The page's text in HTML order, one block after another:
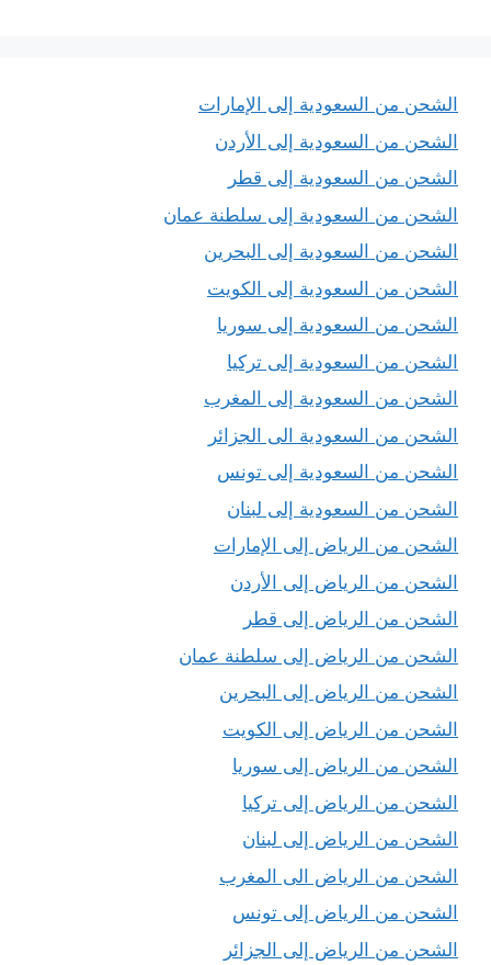
الشحن من السعودية إلى الإمارات
الشحن من السعودية إلى الأردن
الشحن من السعودية إلى قطر
الشحن من السعودية إلى سلطنة عمان
الشحن من السعودية إلى البحرين
الشحن من السعودية إلى الكويت
الشحن من السعودية إلى سوريا
الشحن من السعودية إلى تركيا
الشحن من السعودية إلى المغرب
الشحن من السعودية الى الجزائر
الشحن من السعودية إلى تونس
الشحن من السعودية إلى لبنان
الشحن من الرياض إلى الإمارات
الشحن من الرياض إلى الأردن
الشحن من الرياض إلى قطر
الشحن من الرياض إلى سلطنة عمان
الشحن من الرياض إلى البحرين
الشحن من الرياض إلى الكويت
الشحن من الرياض إلى سوريا
الشحن من الرياض إلى تركيا
الشحن من الرياض إلى لبنان
الشحن من الرياض الى المغرب
الشحن من الرياض إلى تونس
الشحن من الرياض إلى الجزائر